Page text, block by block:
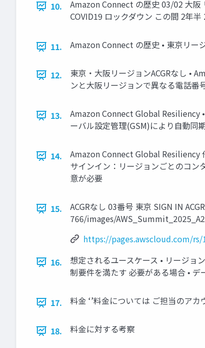
10.
Amazon Connect の歴史 03/02 大阪
COVID19 ロックダウン この間 2年
11. Amazon Connect の歴史 • 東京リー
12.
東京・大阪リージョンACGRなし •
ンと大阪リージョンで異なる電話番
13.
Amazon Connect Global Resiliency
ーバル設定管理(GSM)により自動同
14.
Amazon Connect Global Resiliency
サインイン：リージョンごとのコ
意が必要
15.
ACGRなし 03番号 東京 SIGN IN
766/images/
https://pages.awscloud.com/rs/
16.
想定されるユースケース • リージョ
制要件を満たす 必要がある場合 •
17. 料金 ‘’料金については ご担当のア
18. 料金に対する考察